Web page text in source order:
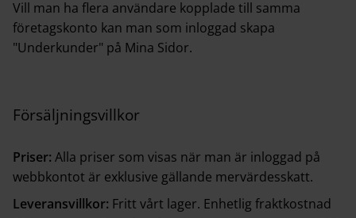
Vill man ha flera användare kopplade till samma
företagskonto kan man som inloggad skapa
"Underkunder" på Mina Sidor.
Försäljningsvillkor
Priser: Alla priser som visas när man är inloggad på
webbkontot är exklusive gällande mervärdesskatt.
Leveransvillkor: Fritt vårt lager. Enhetlig fraktkostnad